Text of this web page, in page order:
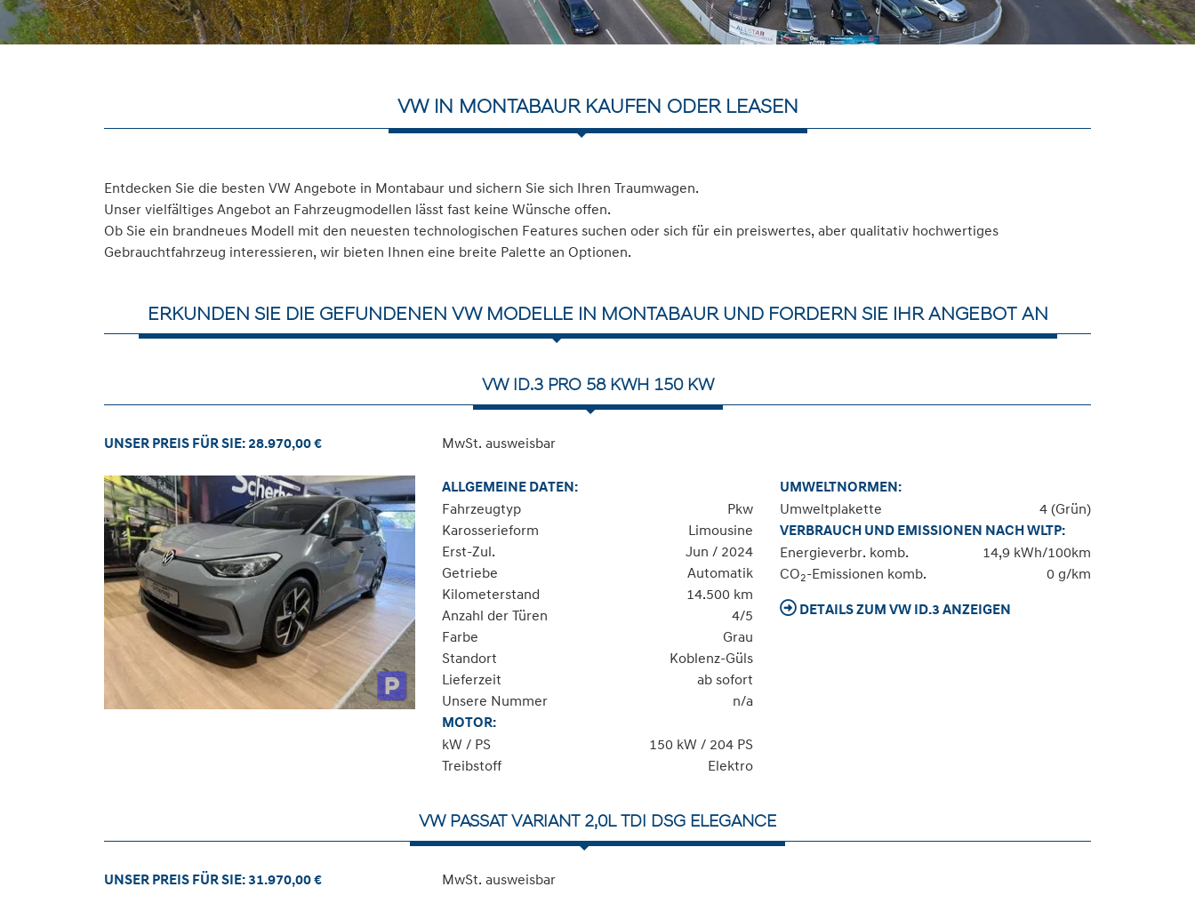
VW IN MONTABAUR KAUFEN ODER LEASEN
Entdecken Sie die besten VW Angebote in Montabaur und sichern Sie sich Ihren Traumwagen.
Unser vielfältiges Angebot an Fahrzeugmodellen lässt fast keine Wünsche offen.
Ob Sie ein brandneues Modell mit den neuesten technologischen Features suchen oder sich für ein preiswertes, aber qualitativ hochwertiges
Gebrauchtfahrzeug interessieren, wir bieten Ihnen eine breite Palette an Optionen.
ERKUNDEN SIE DIE GEFUNDENEN VW MODELLE IN MONTABAUR UND FORDERN SIE IHR ANGEBOT AN
VW ID.3 PRO 58 KWH 150 KW
UNSER PREIS FÜR SIE: 28.970,00 € MwSt. ausweisbar
ALLGEMEINE DATEN:
Fahrzeugtyp
Pkw
Karosserieform
Limousine
Erst-Zul.
Jun / 2024
Getriebe
Automatik
Kilometerstand
14.500 km
Anzahl der Türen
4/5
Farbe
Grau
Standort
Koblenz-Güls
Lieferzeit
ab sofort
Unsere Nummer
n/a
MOTOR:
kW / PS
150 kW / 204 PS
Treibstoff
Elektro
UMWELTNORMEN:
Umweltplakette
4 (Grün)
VERBRAUCH UND EMISSIONEN NACH WLTP:
Energieverbr. komb.
14,9 kWh/100km
CO2-Emissionen komb. 0 g/km
DETAILS ZUM VW ID.3 ANZEIGEN
VW PASSAT VARIANT 2,0L TDI DSG ELEGANCE
UNSER PREIS FÜR SIE: 31.970,00 € MwSt. ausweisbar